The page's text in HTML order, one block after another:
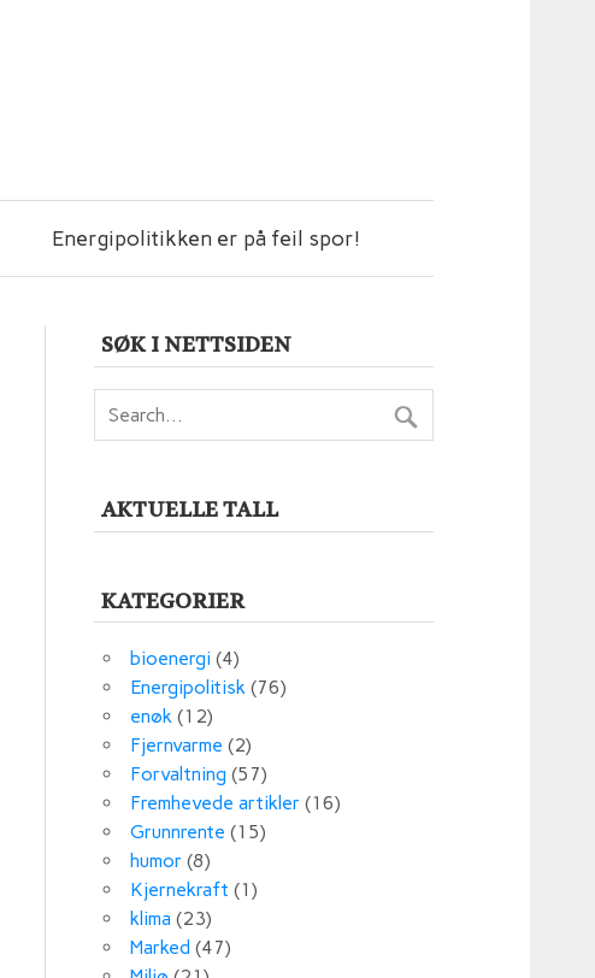
Energipolitikken er på feil spor!
SØK I NETTSIDEN
AKTUELLE TALL
KATEGORIER
bioenergi (4)
Energipolitisk (76)
enøk (12)
Fjernvarme (2)
Forvaltning (57)
Fremhevede artikler (16)
Grunnrente (15)
humor (8)
Kjernekraft (1)
klima (23)
Marked (47)